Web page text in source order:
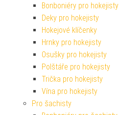
Bonboniéry pro hokejisty
Deky pro hokejisty
Hokejové klíčenky
Hrnky pro hokejisty
Osušky pro hokejisty
Polštáře pro hokejisty
Trička pro hokejisty
Vína pro hokejisty
Pro šachisty